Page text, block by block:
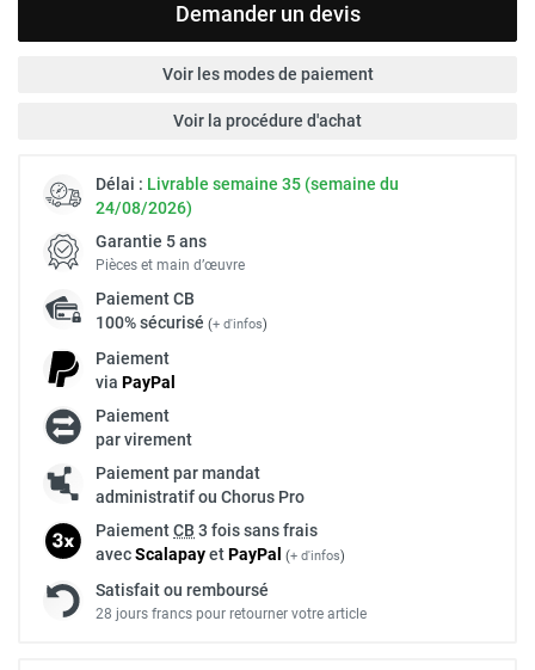
Demander un devis
Voir les modes de paiement
Voir la procédure d'achat
Délai : Livrable semaine 35 (semaine du
24/08/2026)
Garantie 5 ans
Pièces et main d’œuvre
PaiementCB
100% sécurisé (+ d'infos)
Paiement
via PayPal
Paiement
par virement
Paiement par mandat
administratif ou Chorus Pro
PaiementCB 3 fois sans frais
avecScalapayetPayPal (+ d'infos)
Satisfait ou remboursé
28 jours francs pour retourner votre article